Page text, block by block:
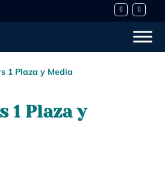
1 Plaza y Media
1 Plaza y